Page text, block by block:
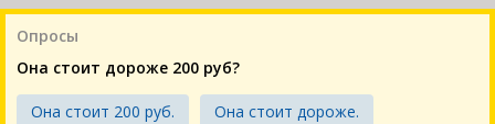
Опросы
Она стоит дороже 200 руб?
Она стоит 200 руб. Она стоит дороже.